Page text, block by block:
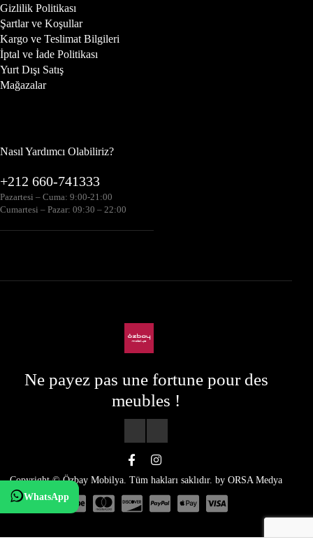
Gizlilik Politikası
Şartlar ve Koşullar
Kargo ve Teslimat Bilgileri
İptal ve İade Politikası
Yurt Dışı Satış
Mağazalar
Nasıl Yardımcı Olabiliriz?
+212 660-741333
Pazartesi – Cuma: 9:00-21:00
Cumartesi – Pazar: 09:30 – 22:00
Ne payez pas une fortune pour des
meubles !
Copyright © Özbay Mobilya. Tüm hakları saklıdır. by ORSA Medya
WhatsApp